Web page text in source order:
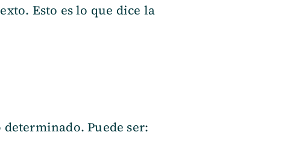
Esto es lo que dice la
Puede ser: